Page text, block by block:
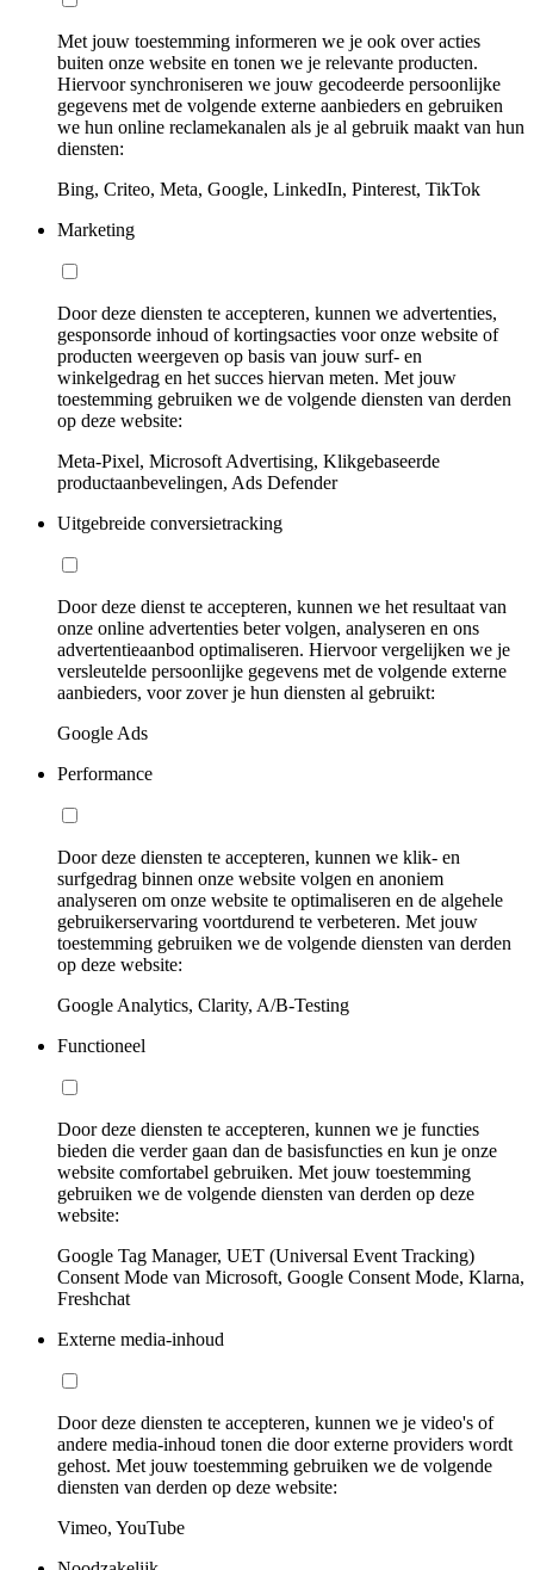
Met jouw toestemming informeren we je ook over acties
buiten onze website en tonen we je relevante producten.
Hiervoor synchroniseren we jouw gecodeerde persoonlijke
gegevens met de volgende externe aanbieders en gebruiken
we hun online reclamekanalen als je al gebruik maakt van hun
diensten:
Bing, Criteo, Meta, Google, LinkedIn, Pinterest, TikTok
Marketing
Door deze diensten te accepteren, kunnen we advertenties,
gesponsorde inhoud of kortingsacties voor onze website of
producten weergeven op basis van jouw surf- en
winkelgedrag en het succes hiervan meten. Met jouw
toestemming gebruiken we de volgende diensten van derden
op deze website:
Meta-Pixel, Microsoft Advertising, Klikgebaseerde
productaanbevelingen, Ads Defender
Uitgebreide conversietracking
Door deze dienst te accepteren, kunnen we het resultaat van
onze online advertenties beter volgen, analyseren en ons
advertentieaanbod optimaliseren. Hiervoor vergelijken we je
versleutelde persoonlijke gegevens met de volgende externe
aanbieders, voor zover je hun diensten al gebruikt:
Google Ads
Performance
Door deze diensten te accepteren, kunnen we klik- en
surfgedrag binnen onze website volgen en anoniem
analyseren om onze website te optimaliseren en de algehele
gebruikerservaring voortdurend te verbeteren. Met jouw
toestemming gebruiken we de volgende diensten van derden
op deze website:
Google Analytics, Clarity, A/B-Testing
Functioneel
Door deze diensten te accepteren, kunnen we je functies
bieden die verder gaan dan de basisfuncties en kun je onze
website comfortabel gebruiken. Met jouw toestemming
gebruiken we de volgende diensten van derden op deze
website:
Google Tag Manager, UET (Universal Event Tracking)
Consent Mode van Microsoft, Google Consent Mode, Klarna,
Freshchat
Externe media-inhoud
Door deze diensten te accepteren, kunnen we je video's of
andere media-inhoud tonen die door externe providers wordt
gehost. Met jouw toestemming gebruiken we de volgende
diensten van derden op deze website:
Vimeo, YouTube